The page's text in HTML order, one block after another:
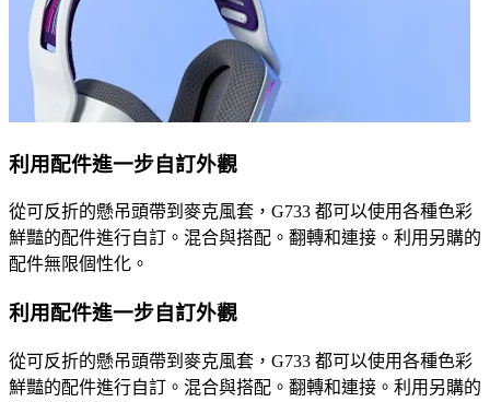
利用配件進一步自訂外觀
從可反折的懸吊頭帶到麥克風套，G733 都可以使用各種色彩
鮮豔的配件進行自訂。混合與搭配。翻轉和連接。利用另購的
配件無限個性化。
利用配件進一步自訂外觀
從可反折的懸吊頭帶到麥克風套，G733 都可以使用各種色彩
鮮豔的配件進行自訂。混合與搭配。翻轉和連接。利用另購的